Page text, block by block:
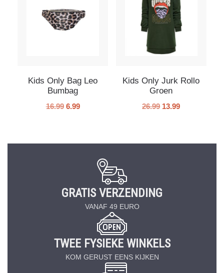
Kids Only Bag Leo
Bumbag
16.99 6.99
Kids Only Jurk Rollo
Groen
26.99 13.99
GRATIS VERZENDING
VANAF 49 EURO
TWEE FYSIEKE WINKELS
KOM GERUST EENS KIJKEN